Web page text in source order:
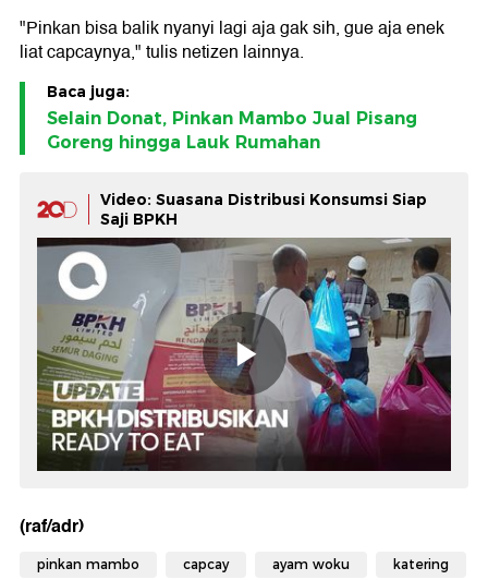
"Pinkan bisa balik nyanyi lagi aja gak sih, gue aja enek
liat capcaynya," tulis netizen lainnya.
Baca juga:
Selain Donat, Pinkan Mambo Jual Pisang
Goreng hingga Lauk Rumahan
Video: Suasana Distribusi Konsumsi Siap
Saji BPKH
(raf/adr)
pinkan mambo capcay ayam woku katering